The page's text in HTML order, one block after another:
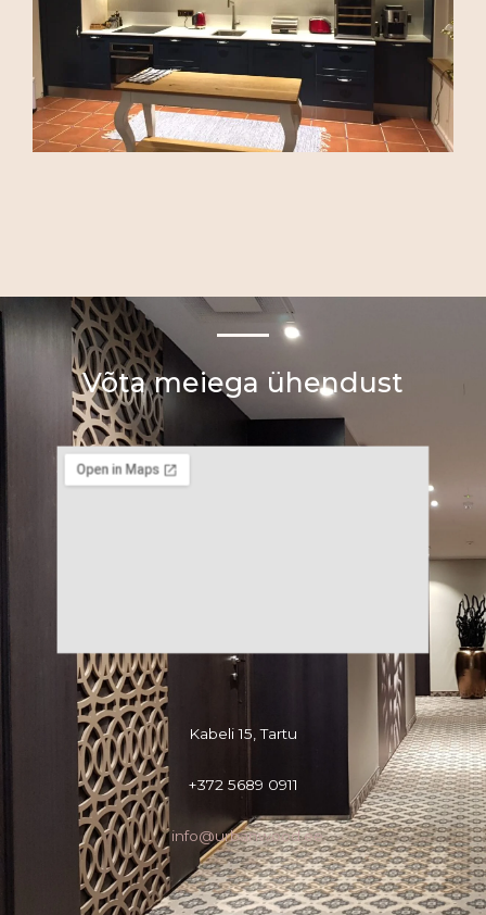
Võta meiega ühendust
Kabeli 15, Tartu
+372 5689 0911
info@urbanwood.ee